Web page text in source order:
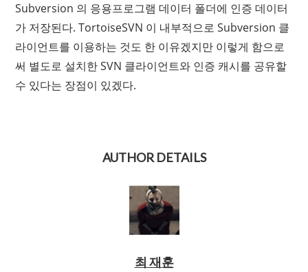
Subversion 의 응용프로그램 데이터 폴더에 인증 데이터
가 저장된다. TortoiseSVN 이 내부적으로 Subversion 클
라이언트를 이용하는 것도 한 이유겠지만 이렇게 함으로
써 별도로 설치한 SVN 클라이언트와 인증 캐시를 공유할
수 있다는 장점이 있겠다.
AUTHOR DETAILS
최 재훈